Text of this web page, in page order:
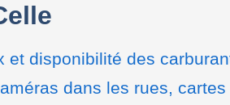
et disponibilité des
dans les rues, cartes